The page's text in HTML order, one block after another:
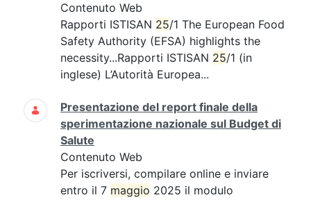
Contenuto Web
Rapporti ISTISAN 25/1 The European Food
Safety Authority (EFSA) highlights the
necessity...Rapporti ISTISAN 25/1 (in
inglese) L’Autorità Europea...
Presentazione del report finale della
sperimentazione nazionale sul Budget di
Salute
Contenuto Web
Per iscriversi, compilare online e inviare
entro il 7 maggio 2025 il modulo